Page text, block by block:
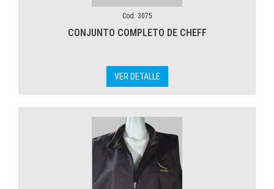
Cod. 3075
CONJUNTO COMPLETO DE CHEFF
VER DETALLE